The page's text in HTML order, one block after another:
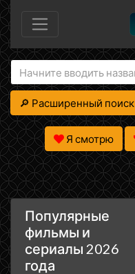
🔎 Расширенный поиск
Я смотрю
Популярные
фильмы и
сериалы 2026
года